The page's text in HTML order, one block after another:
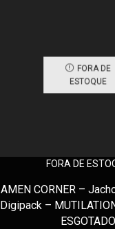
FORA DE
ESTOQUE
FORA DE
AMEN CORNER –
Digipack –
ESGOTADO